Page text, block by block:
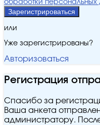
обработки персональных
Зарегистрироваться
или
Уже зарегистрированы?
Авторизоваться
Регистрация
Спасибо за
Ваша анкета
администратору.